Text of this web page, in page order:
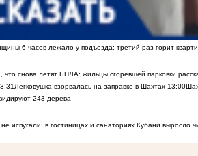
6 часов лежало у подъезда: третий раз горит
снова летят БПЛА: жильцы сгоревшей парковки
Легковушка взорвалась на заправке в Шахтах 13:00
243 дерева
испугали: в гостиницах и санаториях Кубани выросло